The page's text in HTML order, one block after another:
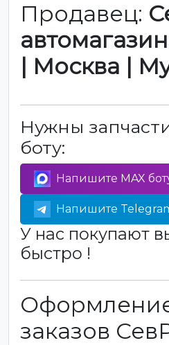
Продавец:
| Москва |
Нужны
боту:
Напишите MAX
Напишите
У нас покупают
быстро !
заказов